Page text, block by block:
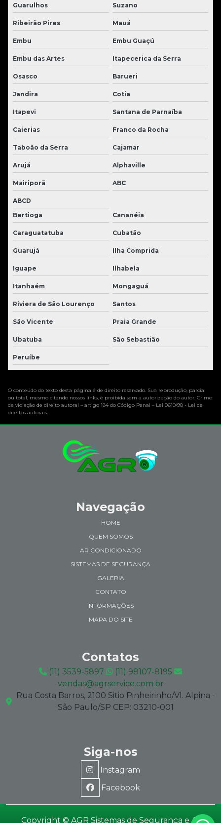
Guarulhos Suzano
Ribeirão Pires Mauá
Embu Embu Guaçú
Embu das Artes Itapecerica da Serra
Osasco Barueri
Jandira Cotia
Itapevi Santana de Parnaíba
Caierias Franco da Rocha
Taboão da Serra Cajamar
Arujá Alphaville
Mairiporã ABC
ABCD
Bertioga
Cananéia
Caraguatatuba Cubatão
Guarujá Ilha Comprida
Iguape Ilhabela
Itanhaém Mongaguá
Riviera de São Lourenço Santos
São Vicente Praia Grande
Ubatuba São Sebastião
Peruíbe
O conteúdo do texto desta página é de direito reservado. Sua reprodução, parcial
ou total, mesmo citando nossos links, é proibida sem a autorização do autor. Crime
de violação de direito autoral – artigo 184 do Código Penal – Lei 9610/98 - Lei de
direitos autorais.
Navegação
HOME
QUEM SOMOS
AR CONDICIONADO
SISTEMAS DE SEGURANÇA
GALERIA
CONTATO
INFORMAÇÕES
MAPA DO SITE
Contatos
(11) 3539-5897
(11) 98107-8195
vendas@agrservice.com.br
Rua Costa Barros, 2100 Sitio Pinheirinho/Vl. Alpina -
São Paulo/SP CEP: 03210-001
Siga-nos
Instagram
Facebook
Copyright © AGR Sistemas de Segurança e Ar